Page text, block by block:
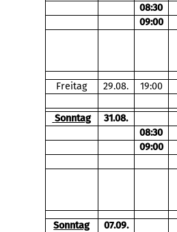
08:30
09:00
Freitag
29.08. 19:00
Sonntag
31.08.
08:30
09:00
Sonntag
07.09.